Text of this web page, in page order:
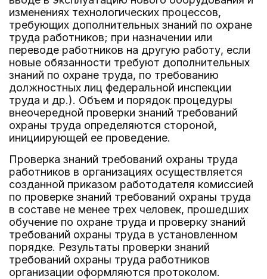
изменениях технологических процессов,
требующих дополнительных знаний по охране
труда работников; при назначении или
переводе работников на другую работу, если
новые обязанности требуют дополнительных
знаний по охране труда, по требованию
должностных лиц федеральной инспекции
труда и др.). Объем и порядок процедуры
внеочередной проверки знаний требований
охраны труда определяются стороной,
инициирующей ее проведение.
Проверка знаний требований охраны труда
работников в организациях осуществляется
созданной приказом работодателя комиссией
по проверке знаний требований охраны труда
в составе не менее трех человек, прошедших
обучение по охране труда и проверку знаний
требований охраны труда в установленном
порядке. Результаты проверки знаний
требований охраны труда работников
организации оформляются протоколом.